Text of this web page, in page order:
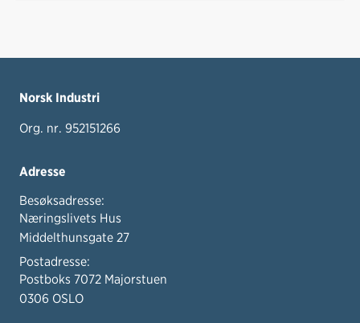
Norsk Industri
Org. nr. 952151266
Adresse
Besøksadresse:
Næringslivets Hus
Middelthunsgate 27
Postadresse:
Postboks 7072 Majorstuen
0306 OSLO